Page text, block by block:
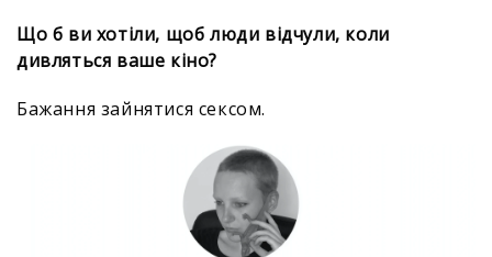
Що б ви хотіли, щоб люди відчули, коли
дивляться ваше кіно?
Бажання зайнятися сексом.